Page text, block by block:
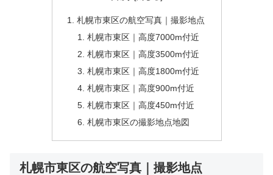
札幌市東区の航空写真｜撮影地点
札幌市東区｜高度7000m付近
札幌市東区｜高度3500m付近
札幌市東区｜高度1800m付近
札幌市東区｜高度900m付近
札幌市東区｜高度450m付近
札幌市東区の撮影地点地図
札幌市東区の航空写真｜撮影地点